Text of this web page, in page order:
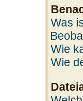
Was
Wie
Wie